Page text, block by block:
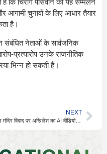
कि चिराग पासवान का यह सम्मेलन
आगामी चुनावों के लिए आधार तैयार
है।
संबंधित नेताओं के सार्वजनिक
प्रत्यारोप उनके राजनीतिक
भिन्न हो सकती है।
NEXT
राम मंदिर विवाद पर अखिलेश का AI वीडियो, सियासत तेज